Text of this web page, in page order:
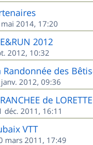
2014, 17:20
2012
2012, 10:32
Randonnée des
2012, 09:36
de
déc. 2011, 16:11
VTT
mars 2011, 17:49